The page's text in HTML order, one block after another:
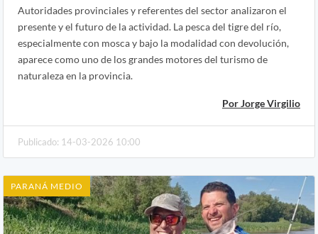
Autoridades provinciales y referentes del sector analizaron el
presente y el futuro de la actividad. La pesca del tigre del río,
especialmente con mosca y bajo la modalidad con devolución,
aparece como uno de los grandes motores del turismo de
naturaleza en la provincia.
Por Jorge Virgilio
Publicado: 14-03-2026 10:00
PARANÁ MEDIO